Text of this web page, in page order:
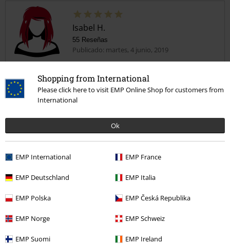
Shopping from International
Please click here to visit EMP Online Shop for customers from
International
Ok
EMP International EMP France
EMP Deutschland EMP Italia
EMP Polska EMP Česká Republika
EMP Norge EMP Schweiz
EMP Suomi EMP Ireland
Enviar comentario
Isabel H.
55 Reseñas
Publicado: martes, 4 junio, 2019
Cálidas excelente y el diseño impresionante, de tallaje también
genial
Ajuste
Anchura
Demasiado estrecho
Perfecto
Demasiado corto
Perfecto